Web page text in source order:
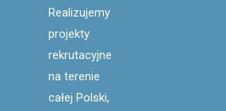
Realizujemy
projekty
rekrutacyjne
na terenie
całej Polski,